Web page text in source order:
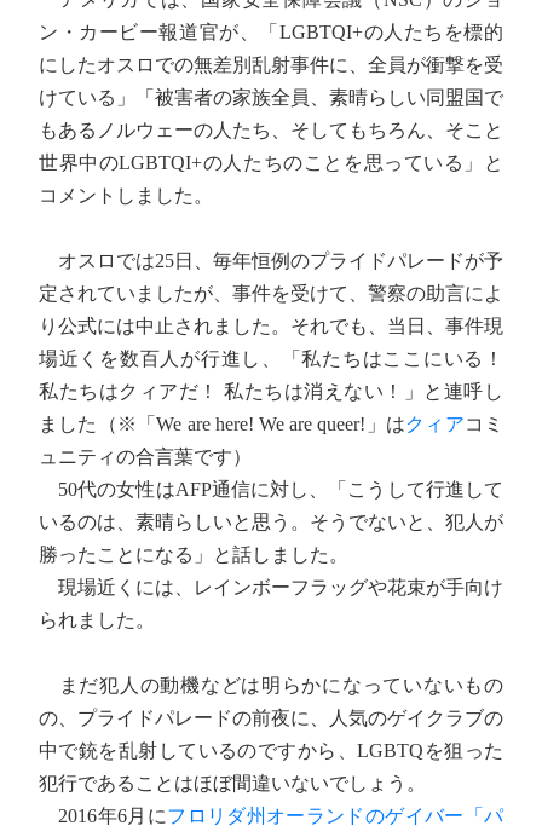
ン・カービー報道官が、「LGBTQI+の人たちを標的
にしたオスロでの無差別乱射事件に、全員が衝撃を受
けている」「被害者の家族全員、素晴らしい同盟国で
もあるノルウェーの人たち、そしてもちろん、そこと
世界中のLGBTQI+の人たちのことを思っている」と
コメントしました。
オスロでは25日、毎年恒例のプライドパレードが予
定されていましたが、事件を受けて、警察の助言によ
り公式には中止されました。それでも、当日、事件現
場近くを数百人が行進し、「私たちはここにいる！
私たちはクィアだ！ 私たちは消えない！」と連呼し
ました（※「We are here! We are queer!」はクィアコミ
ュニティの合言葉です）
50代の女性はAFP通信に対し、「こうして行進して
いるのは、素晴らしいと思う。そうでないと、犯人が
勝ったことになる」と話しました。
現場近くには、レインボーフラッグや花束が手向け
られました。
まだ犯人の動機などは明らかになっていないもの
の、プライドパレードの前夜に、人気のゲイクラブの
中で銃を乱射しているのですから、LGBTQを狙った
犯行であることはほぼ間違いないでしょう。
2016年6月にフロリダ州オーランドのゲイバー「パ